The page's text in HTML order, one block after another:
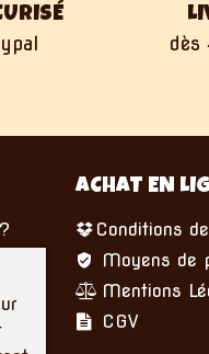
dès
ACHAT EN
Conditions
Moyens de
Mentions
CGV